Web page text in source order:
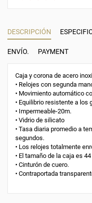
DESCRIPCIÓN
ENVÍO. PAYMENT
Caja y corona de acero
• Relojes con segunda
• Movimiento automático
• Equilibrio resistente a los
• Impermeable-20m.
• Vidrio de silicato
• Tasa diaria promedio a
segundos.
• Los relojes totalmente
• El tamaño de la caja es
• Cinturón de cuero.
• Contraportada